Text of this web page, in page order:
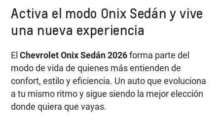
Activa el modo Onix Sedán y vive
una nueva experiencia
El Chevrolet Onix Sedán 2026forma parte del
modo de vida de quienes más entienden de
confort, estilo y eficiencia. Un auto que evoluciona
a tu mismo ritmo y sigue siendo la mejor elección
donde quiera que vayas.